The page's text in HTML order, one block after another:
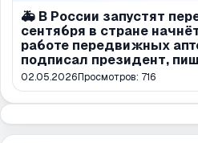
🚑 В России запустят
сентября в стране
работе передвижных
подписал президент,
02.05.2026Просмотров: 716